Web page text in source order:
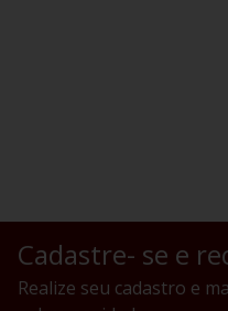
Cadastre- se e
Realize seu cadastro e